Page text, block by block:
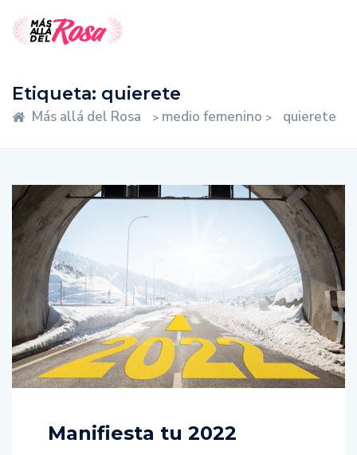
Etiqueta: quierete
Más allá del Rosa > medio femenino > quierete
Manifiesta tu 2022